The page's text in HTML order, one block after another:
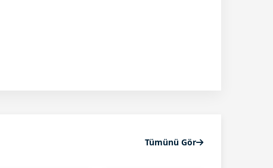
Tümünü Gör